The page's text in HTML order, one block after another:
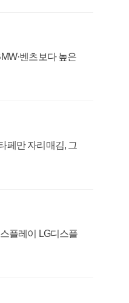
벤츠보다 높은
페만 자리매김, 그
플레이 LG디스플